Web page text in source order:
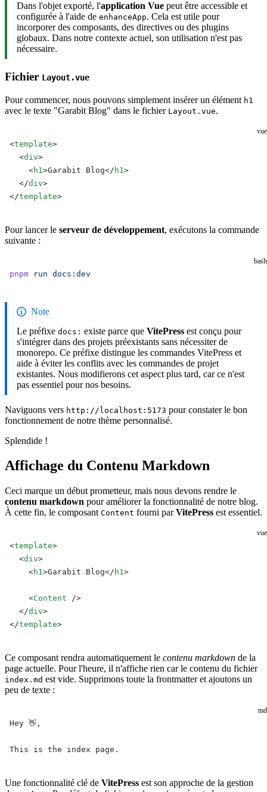
Dans l'objet exporté, l'application Vue peut être accessible et
configurée à l'aide de enhanceApp. Cela est utile pour
incorporer des composants, des directives ou des plugins
globaux. Dans notre contexte actuel, son utilisation n'est pas
nécessaire.
Fichier Layout.vue
Pour commencer, nous pouvons simplement insérer un élément h1
avec le texte "Garabit Blog" dans le fichier Layout.vue.
vue
<template>
  <
div>
    <
h1 >Garabit Blog</ h1 >
  </
div>
</template>
Pour lancer le serveur de développement, exécutons la commande
suivante :
bash
pnpm run docs:dev
Note
Le préfixe docs: existe parce que VitePress est conçu pour
s'intégrer dans des projets préexistants sans nécessiter de
monorepo. Ce préfixe distingue les commandes VitePress et
aide à éviter les conflits avec les commandes de projet
existantes. Nous modifierons cet aspect plus tard, car ce n'est
pas essentiel pour nos besoins.
Naviguons vers http://localhost:5173 pour constater le bon
fonctionnement de notre thème personnalisé.
Splendide !
Affichage du Contenu Markdown
Ceci marque un début prometteur, mais nous devons rendre le
contenu markdown pour améliorer la fonctionnalité de notre blog.
À cette fin, le composant Content fourni parVitePress est essentiel.
vue
<template>
  <
div>
    <
h1>Garabit Blog</ h1>
    <
Content />
  </
div>
</template>
Ce composant rendra automatiquement le contenu markdown de la
page actuelle. Pour l'heure, il n'affiche rien car le contenu du fichier
index.md est vide. Supprimons toute la frontmatter et ajoutons un
peu de texte :
md
Hey 👋,
This is the index page.
Une fonctionnalité clé de VitePress est son approche de la gestion